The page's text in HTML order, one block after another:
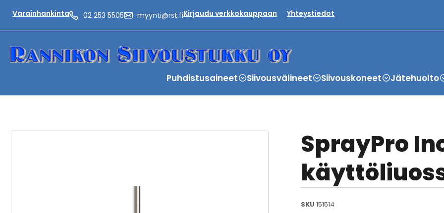
Varainhankinta 02 253 5505 myynti@rst.fiKirjaudu verkkokauppaan Yhteystiedot
Puhdistusaineet Siivousvälineet Siivouskoneet Jätehuolto
SprayPro
SKU 151514